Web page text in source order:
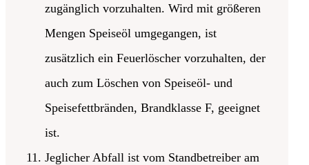
zugänglich vorzuhalten. Wird mit größeren
Mengen Speiseöl umgegangen, ist
zusätzlich ein Feuerlöscher vorzuhalten, der
auch zum Löschen von Speiseöl- und
Speisefettbränden, Brandklasse F, geeignet
ist.
Jeglicher Abfall ist vom Standbetreiber am